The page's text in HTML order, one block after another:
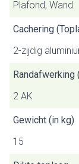
Plafond, Wand
Cachering
2-zijdig
Randafwerking
2 AK
Gewicht (in kg)
15